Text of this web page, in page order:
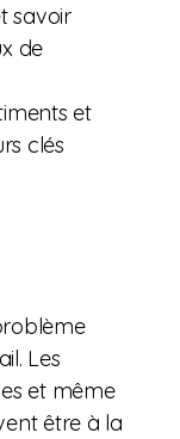
savoir
de
et
clés
Les
et même
être à la